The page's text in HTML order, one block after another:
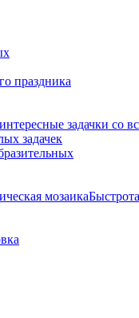
праздника
задачки со
задачек
мозаика